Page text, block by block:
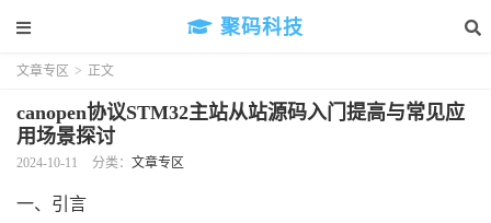
聚码科技
文章专区 > 正文
canopen协议STM32主站从站源码入门提高与常见应
用场景探讨
2024-10-11 分类： 文章专区
一、引言